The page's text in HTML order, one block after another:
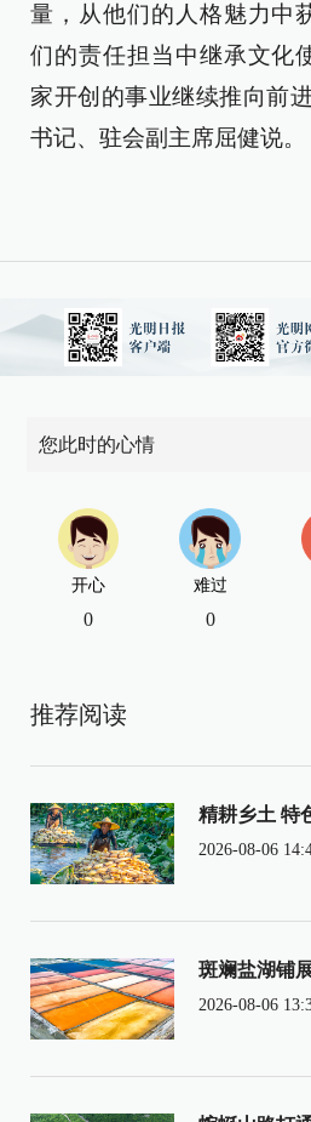
量，从他们的人格魅力中
们的责任担当中继承文化
家开创的事业继续推向前
书记、驻会副主席屈健说。
您此时的心情
开心
0
难过
0
推荐阅读
精耕乡土 特
2026-08-06
斑斓盐湖铺
2026-08-06